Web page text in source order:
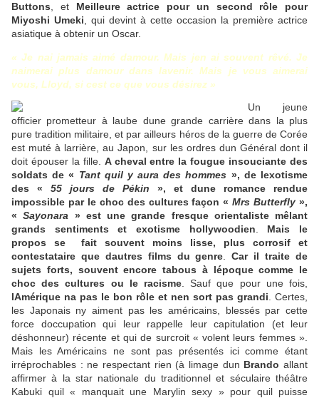
Buttons , et Meilleure actrice pour un second rôle pour
Miyoshi Umeki , qui devint à cette occasion la première actrice
asiatique à obtenir un Oscar.
« Je nai jamais aimé damour. Mais jen ai souvent rêvé. Je
naimerai plus damour dans lavenir. Mais je vous aimerai
vous, Lloyd, si cest ce que vous désirez »
Un jeune
officier prometteur à laube dune grande carrière dans la plus
pure tradition militaire, et par ailleurs héros de la guerre de Corée
est muté à larrière, au Japon, sur les ordres dun Général dont il
doit épouser la fille. A cheval entre la fougue insouciante des
soldats de « Tant quil y aura des hommes », de lexotisme
des « 55 jours de Pékin », et dune romance rendue
impossible par le choc des cultures façon «Mrs Butterfly »,
«Sayonara » est une grande fresque orientaliste mêlant
grands sentiments et exotisme hollywoodien
Mais le
propos se
fait souvent moins lisse, plus corrosif et
contestataire que dautres films du genre .Car il traite de
sujets forts, souvent encore tabous à lépoque comme le
choc des cultures ou le racisme . Sauf que pour une fois,
lAmérique na pas le bon rôle et nen sort pas grandi . Certes,
les Japonais ny aiment pas les américains, blessés par cette
force doccupation qui leur rappelle leur capitulation (et leur
déshonneur) récente et qui de surcroit « volent leurs femmes ».
Mais les Américains ne sont pas présentés ici comme étant
irréprochables : ne respectant rien (à limage dun Brando allant
affirmer à la star nationale du traditionnel et séculaire théâtre
Kabuki quil « manquait une Marylin sexy » pour quil puisse